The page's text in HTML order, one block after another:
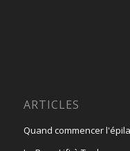
ARTICLES
Quand commencer